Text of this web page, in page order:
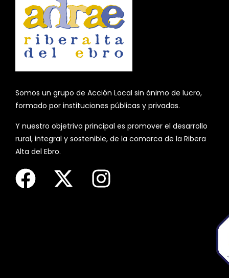
Somos un grupo de Acción Local sin ánimo de lucro,
formado por instituciones públicas y privadas.
Y nuestro objetrivo principal es promover el desarrollo
rural, integral y sostenible, de la comarca de la Ribera
Alta del Ebro.